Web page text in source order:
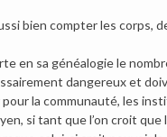
bien compter les corps,
en sa généalogie le
dangereux et
la communauté, les
si tant que l’on croit